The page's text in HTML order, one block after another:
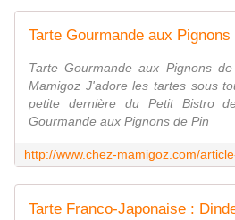
Tarte Gourmande aux Pignons
Mamigoz J'adore les tartes sous
petite dernière du Petit Bistro
Gourmande aux Pignons de Pin